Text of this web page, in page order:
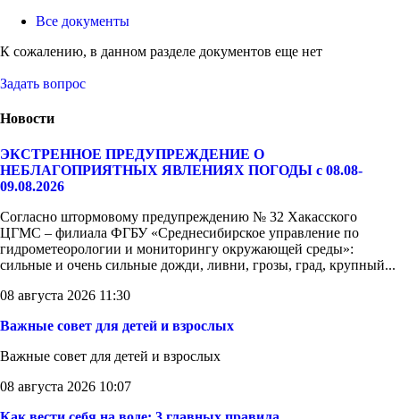
Все документы
К сожалению, в данном разделе документов еще нет
Задать вопрос
Новости
ЭКСТРЕННОЕ ПРЕДУПРЕЖДЕНИЕ О
НЕБЛАГОПРИЯТНЫХ ЯВЛЕНИЯХ ПОГОДЫ с 08.08-
09.08.2026
Согласно штормовому предупреждению № 32 Хакасского
ЦГМС – филиала ФГБУ «Среднесибирское управление по
гидрометеорологии и мониторингу окружающей среды»:
сильные и очень сильные дожди, ливни, грозы, град, крупный...
08 августа 2026 11:30
Важные совет для детей и взрослых
Важные совет для детей и взрослых
08 августа 2026 10:07